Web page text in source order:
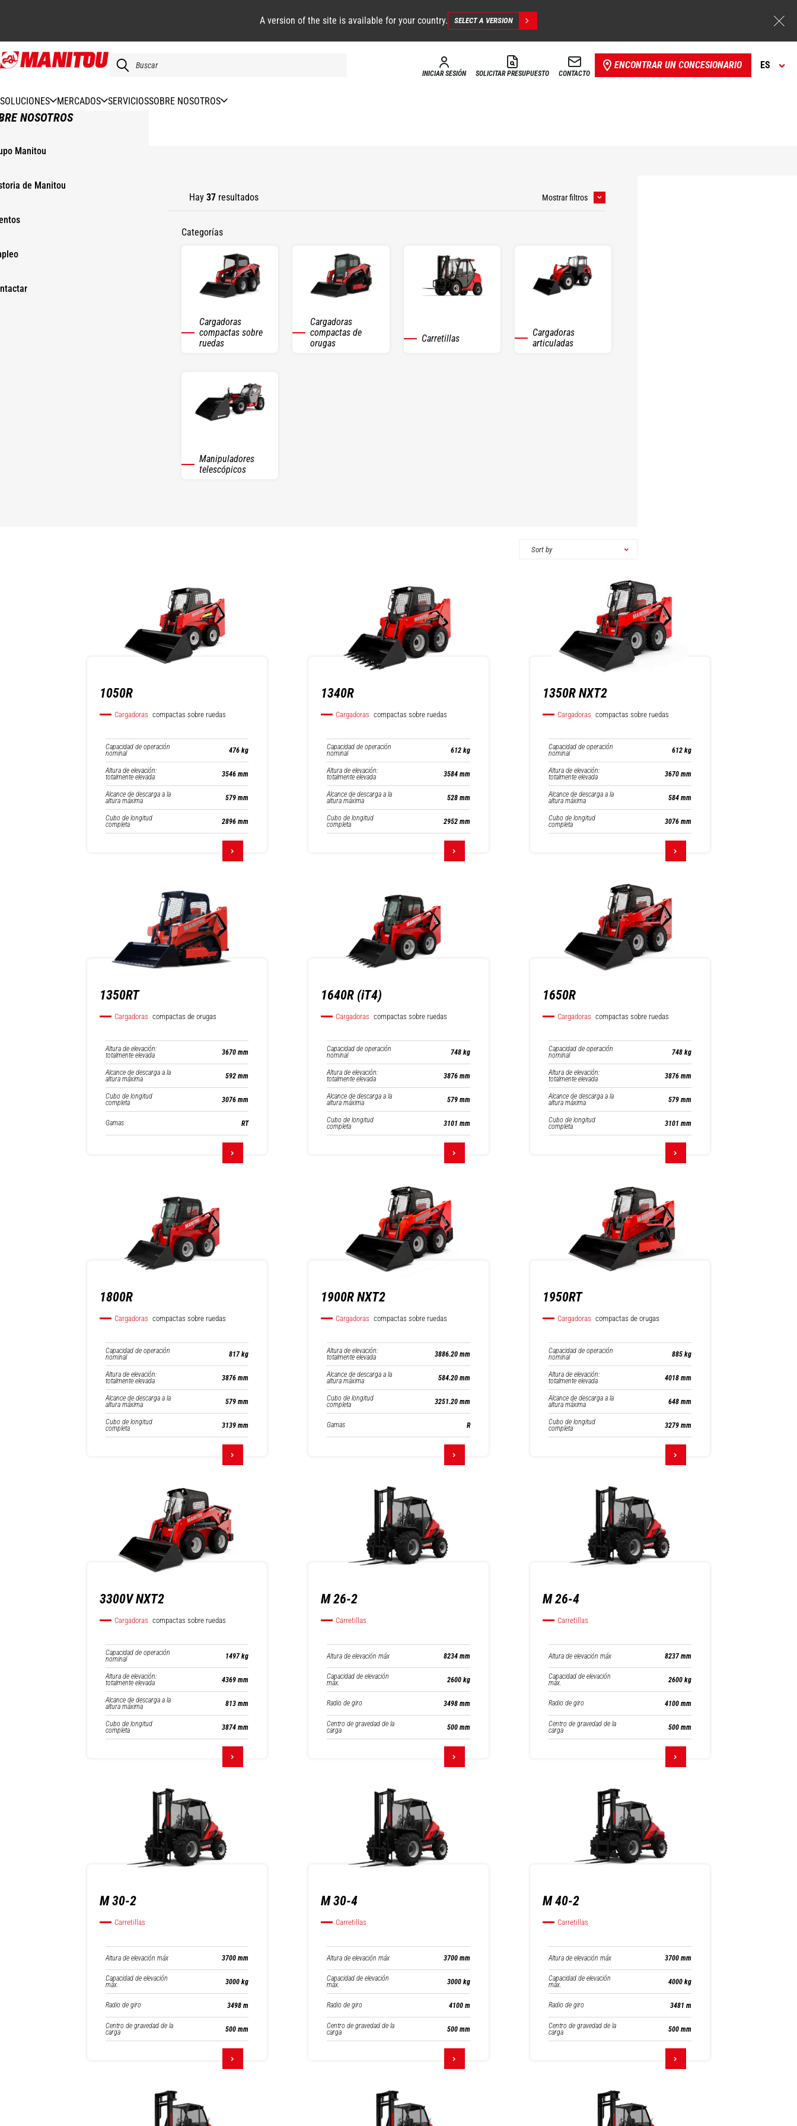
Pasar
al
A version of the site is available for your country. SELECT A VERSION
INICIAR SESIÓN SOLICITAR PRESUPUESTO CONTACTO
ENCONTRAR UN CONCESIONARIO ES
SOLUCIONES MERCADOS SERVICIOSSOBRE NOSOTROS
NOSOTROS
Manitou
de Manitou
Hay37 resultados Mostrar filtros
Categorías
Cargadoras
compactas sobre
ruedas
Cargadoras
compactas de
orugas
Carretillas
Cargadoras
articuladas
Manipuladores
telescópicos
Sort by
1050R
Cargadoras compactas sobre ruedas
Capacidad de operación
nominal 476 kg
Altura de elevación:
totalmente elevada 3546 mm
Alcance de descarga a la
altura máxima 579 mm
Cubo de longitud
completa 2896 mm
1340R
Cargadoras compactas sobre ruedas
Capacidad de operación
nominal 612 kg
Altura de elevación:
totalmente elevada 3584 mm
Alcance de descarga a la
altura máxima 528 mm
Cubo de longitud
completa 2952 mm
1350R NXT2
Cargadoras compactas sobre ruedas
Capacidad de operación
nominal 612 kg
Altura de elevación:
totalmente elevada 3670 mm
Alcance de descarga a la
altura máxima 584 mm
Cubo de longitud
completa 3076 mm
1350RT
Cargadoras compactas de orugas
Altura de elevación:
totalmente elevada 3670 mm
Alcance de descarga a la
altura máxima 592 mm
Cubo de longitud
completa 3076 mm
Gamas RT
1640R (iT4)
Cargadoras compactas sobre ruedas
Capacidad de operación
nominal 748 kg
Altura de elevación:
totalmente elevada 3876 mm
Alcance de descarga a la
altura máxima 579 mm
Cubo de longitud
completa 3101 mm
1650R
Cargadoras compactas sobre ruedas
Capacidad de operación
nominal 748 kg
Altura de elevación:
totalmente elevada 3876 mm
Alcance de descarga a la
altura máxima 579 mm
Cubo de longitud
completa 3101 mm
1800R
Cargadoras compactas sobre ruedas
Capacidad de operación
nominal 817 kg
Altura de elevación:
totalmente elevada 3876 mm
Alcance de descarga a la
altura máxima 579 mm
Cubo de longitud
completa 3139 mm
1900R NXT2
Cargadoras compactas sobre ruedas
Altura de elevación:
totalmente elevada 3886.20 mm
Alcance de descarga a la
altura máxima 584.20 mm
Cubo de longitud
completa 3251.20 mm
Gamas R
1950RT
Cargadoras compactas de orugas
Capacidad de operación
nominal 885 kg
Altura de elevación:
totalmente elevada 4018 mm
Alcance de descarga a la
altura máxima 648 mm
Cubo de longitud
completa 3279 mm
3300V NXT2
Cargadoras compactas sobre ruedas
Capacidad de operación
nominal 1497 kg
Altura de elevación:
totalmente elevada 4369 mm
Alcance de descarga a la
altura máxima 813 mm
Cubo de longitud
completa 3874 mm
M 26-2
Carretillas
Altura de elevación máx 8234 mm
Capacidad de elevación
máx. 2600 kg
Radio de giro 3498 mm
Centro de gravedad de la
carga 500 mm
M 26-4
Carretillas
Altura de elevación máx 8237 mm
Capacidad de elevación
máx. 2600 kg
Radio de giro 4100 mm
Centro de gravedad de la
carga 500 mm
M 30-2
Carretillas
Altura de elevación máx 3700 mm
Capacidad de elevación
máx. 3000 kg
Radio de giro 3498 m
Centro de gravedad de la
carga 500 mm
M 30-4
Carretillas
Altura de elevación máx 3700 mm
Capacidad de elevación
máx. 3000 kg
Radio de giro 4100 m
Centro de gravedad de la
carga 500 mm
M 40-2
Carretillas
Altura de elevación máx 3700 mm
Capacidad de elevación
máx. 4000 kg
Radio de giro 3481 m
Centro de gravedad de la
carga 500 mm